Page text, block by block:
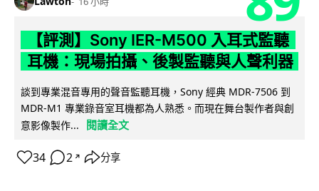
【評測】Sony IER-M500 入耳式監聽
耳機：現場拍攝、後製監聽與人聲利器
談到專業混音專用的聲音監聽耳機，Sony 經典 MDR-7506 到
MDR-M1 專業錄音室耳機都為人熟悉。而現在舞台製作者與創
意影像製作...
閱讀全文
34 2 ↗ 分享